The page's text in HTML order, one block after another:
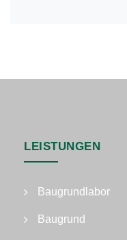
LEISTUNGEN
Baugrundlabor
Baugrund